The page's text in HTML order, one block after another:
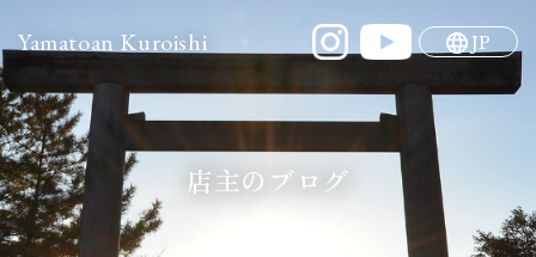
Yamatoan Kuroishi JP
店主のブログ